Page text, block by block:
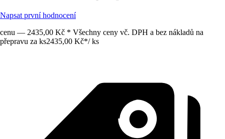
Napsat první hodnocení
cenu — 2435,00 Kč * Všechny ceny vč. DPH a bez nákladů na
přepravu za ks2435,00 Kč*/ ks